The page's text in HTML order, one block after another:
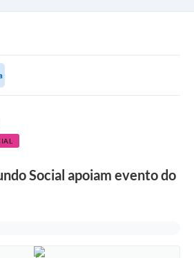
Social apoiam evento do